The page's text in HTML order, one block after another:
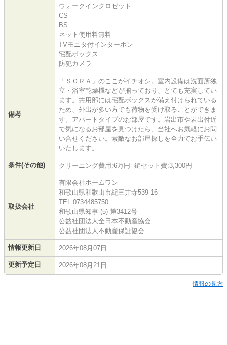
ウォークインクロゼット
CS
BS
ネット使用料無料
TVモニタ付インターホン
宅配ボックス
防犯カメラ
備考
「ＳＯＲＡ」のここがイチオシ。室内設備は洗面所独
立・浴室乾燥機などが揃っており、とても充実してい
ます。共用部には宅配ボックスが備え付けられている
ため、外出が多い方でも荷物を受け取ることができま
す。アパートタイプのお部屋です。岩出市や岩出付近
で気になるお部屋を見つけたら、当社へお気軽にお問
い合せください。素敵なお部屋探しを全力でお手伝い
いたします。
条件(その他) クリーニング費用:6万円 鍵セット費:3,300円
取扱会社
有限会社ホームワン
和歌山県和歌山市紀三井寺539-16
TEL:0734485750
和歌山県知事 (5) 第3412号
公益社団法人全日本不動産協会
公益社団法人不動産保証協会
情報更新日 2026年08月07日
更新予定日 2026年08月21日
情報の見方